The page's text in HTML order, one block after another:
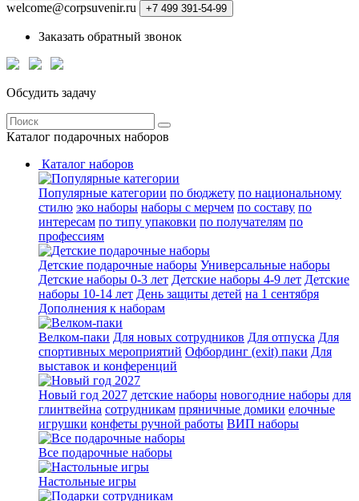
welcome@corpsuvenir.ru +7 499 391-54-99
Заказать обратный звонок
Обсудить задачу
Каталог подарочных наборов
Каталог наборов
Популярные категории по бюджету по национальному
стилю эко наборы наборы с мерчем по составу по
интересам по типу упаковки по получателям по
профессиям
Детские подарочные наборы Универсальные наборы
Детские наборы 0-3 лет Детские наборы 4-9 лет Детские
наборы 10-14 лет День защиты детей на 1 сентября
Дополнения к наборам
Велком-паки Для новых сотрудников Для отпуска Для
спортивных мероприятий Офбординг (exit) паки Для
выставок и конференций
Новый год 2027 детские наборы новогодние наборы для
глинтвейна сотрудникам пряничные домики елочные
игрушки конфеты ручной работы ВИП наборы
Все подарочные наборы
Настольные игры